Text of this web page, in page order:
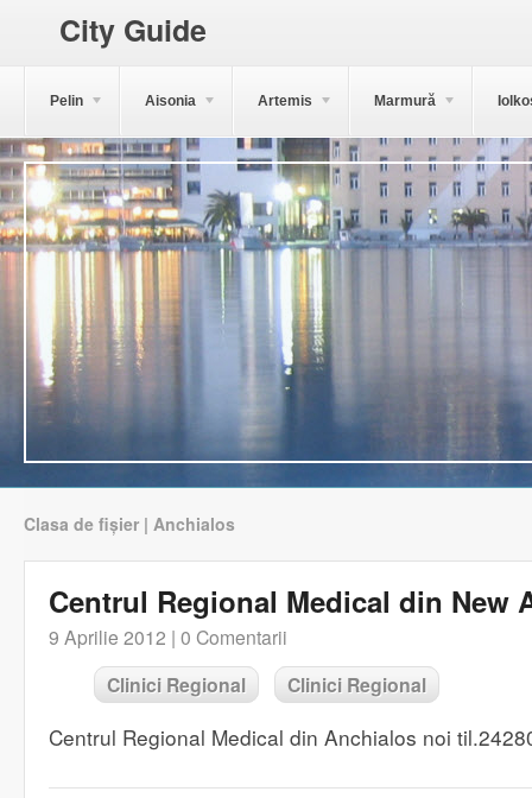
City Guide
Pelin Aisonia Artemis Marmură
Clasa de fișier | Anchialos
Centrul Regional Medical din New
9 Aprilie 2012 | 0 Comentarii
Clinici Regional Clinici Regional
Centrul Regional Medical din Anchialos noi